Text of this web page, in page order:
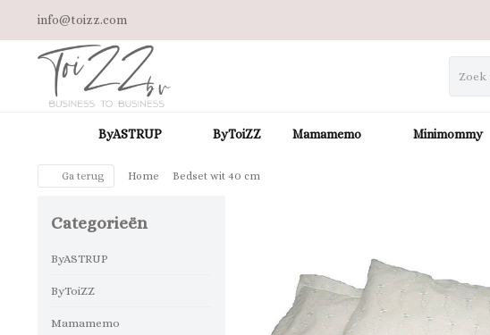
info@toizz.com
ByASTRUP ByToiZZ Mamamemo Minimommy
Ga terug Home Bedset wit 40 cm
Categorieën
ByASTRUP
ByToiZZ
Mamamemo